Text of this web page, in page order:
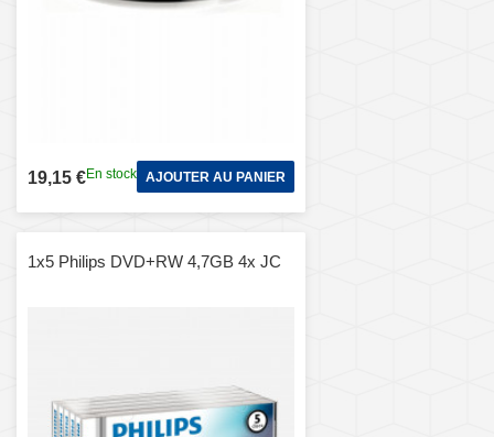
19,15 €En stock AJOUTER AU PANIER
1x5 Philips DVD+RW 4,7GB 4x JC